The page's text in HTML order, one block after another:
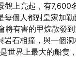
上亮起，有7,600
每個人都對皇家加
有害的甲烷散發到
石相撞，與一個洞
世界上最大的船隻